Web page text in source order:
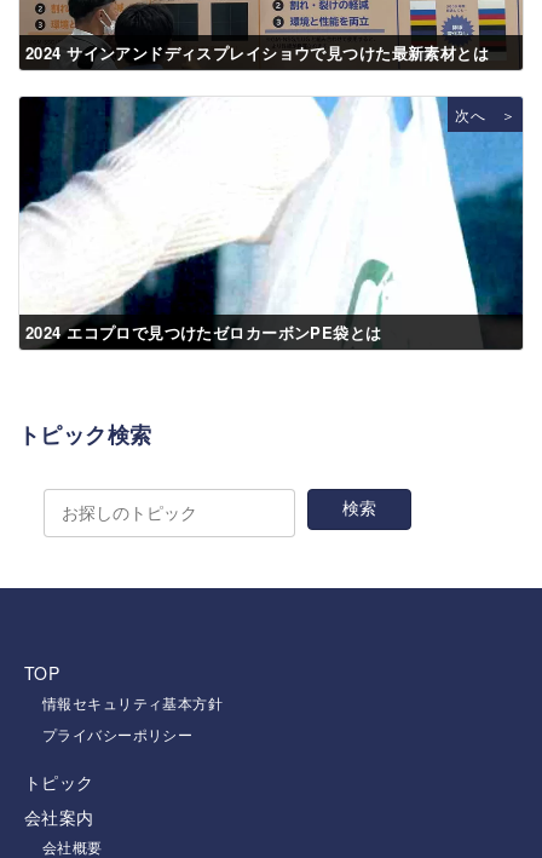
2024 サインアンドディスプレイショウで見つけた最新素材とは
次へ ＞
2024 エコプロで見つけたゼロカーボンPE袋とは
トピック検索
TOP
情報セキュリティ基本方針
プライバシーポリシー
トピック
会社案内
会社概要